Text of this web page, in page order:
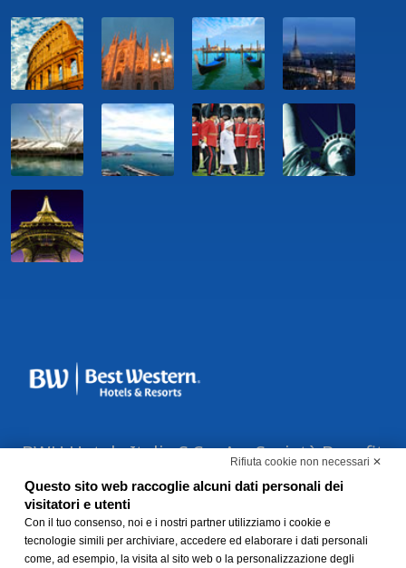
BWH Hotels Italia S.C.p.A. - Società Benefit
- via Livraghi, 1/b - 20126 Milano - P.IVA
06865290156 -
-Privacy Policy-Modello 231 e
Whistleblowing
Rifiuta cookie non necessari ✕
Questo sito web raccoglie alcuni dati personali dei
visitatori e utenti
Con il tuo consenso, noi e i nostri partner utilizziamo i cookie e
tecnologie simili per archiviare, accedere ed elaborare i dati personali
come, ad esempio, la visita al sito web o la personalizzazione degli